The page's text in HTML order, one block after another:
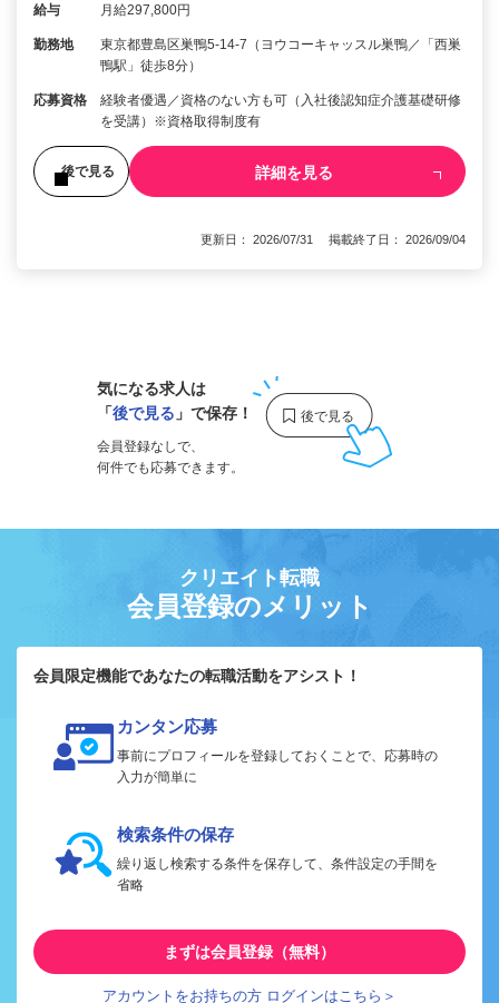
給与 月給297,800円
勤務地
東京都豊島区巣鴨5-14-7（ヨウコーキャッスル巣鴨／「西巣
鴨駅」徒歩8分）
応募資格
経験者優遇／資格のない方も可（入社後認知症介護基礎研修
を受講）※資格取得制度有
後で見る 詳細を見る
更新日： 2026/07/31 掲載終了日： 2026/09/04
気になる求人は
「後で見る 」で保存！
会員登録なしで、
何件でも応募できます。
クリエイト転職
会員登録のメリット
会員限定機能であなたの転職活動をアシスト！
カンタン応募
事前にプロフィールを登録しておくことで、応募時の
入力が簡単に
検索条件の保存
繰り返し検索する条件を保存して、条件設定の手間を
省略
まずは会員登録（無料）
アカウントをお持ちの方 ログインはこちら＞